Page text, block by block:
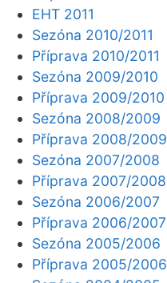
EHT 2011
Sezóna 2010/2011
Příprava 2010/2011
Sezóna 2009/2010
Příprava 2009/2010
Sezóna 2008/2009
Příprava 2008/2009
Sezóna 2007/2008
Příprava 2007/2008
Sezóna 2006/2007
Příprava 2006/2007
Sezóna 2005/2006
Příprava 2005/2006